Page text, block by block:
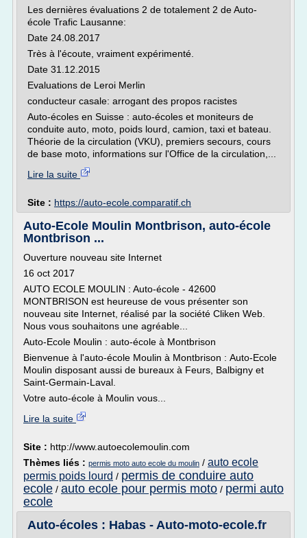
Les dernières évaluations 2 de totalement 2 de Auto-
école Trafic Lausanne:
Date 24.08.2017
Très à l'écoute, vraiment expérimenté.
Date 31.12.2015
Evaluations de Leroi Merlin
conducteur casale: arrogant des propos racistes
Auto-écoles en Suisse : auto-écoles et moniteurs de
conduite auto, moto, poids lourd, camion, taxi et bateau.
Théorie de la circulation (VKU), premiers secours, cours
de base moto, informations sur l'Office de la circulation,...
Lire la suite
Site : https://auto-ecole.comparatif.ch
Auto-Ecole Moulin Montbrison, auto-école
Montbrison ...
Ouverture nouveau site Internet
16 oct 2017
AUTO ECOLE MOULIN : Auto-école - 42600
MONTBRISON est heureuse de vous présenter son
nouveau site Internet, réalisé par la société Cliken Web.
Nous vous souhaitons une agréable...
Auto-Ecole Moulin : auto-école à Montbrison
Bienvenue à l'auto-école Moulin à Montbrison : Auto-Ecole
Moulin disposant aussi de bureaux à Feurs, Balbigny et
Saint-Germain-Laval.
Votre auto-école à Moulin vous...
Lire la suite
Site : http://www.autoecolemoulin.com
Thèmes liés : permis moto auto ecole du moulin / auto ecole
permis poids lourd / permis de conduire auto
ecole / auto ecole pour permis moto / permi auto
ecole
Auto-écoles : Habas - Auto-moto-ecole.fr